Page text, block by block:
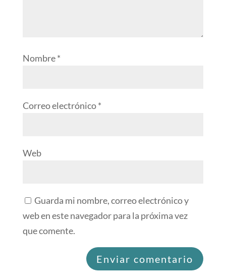
Nombre*
Correo electrónico*
Web
Guarda mi nombre, correo electrónico y
web en este navegador para la próxima vez
que comente.